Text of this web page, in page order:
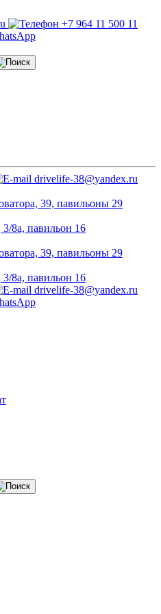
+7 964 11 500 11
drivelife-38@yandex.ru
39, павильоны 29
3/8а, павильон 16
39, павильоны 29
3/8а, павильон 16
drivelife-38@yandex.ru